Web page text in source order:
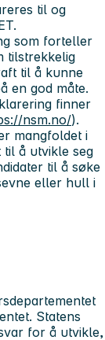
til og
som forteller
tilstrekkelig
til å kunne
en god måte.
finner
nsm.no/).
mangfoldet i
å utvikle seg
til å søke
eller hull i
Statens
for å utvikle,